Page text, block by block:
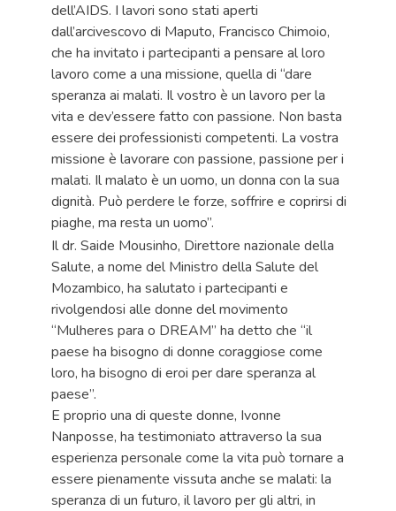
dell’AIDS. I lavori sono stati aperti
dall’arcivescovo di Maputo, Francisco Chimoio,
che ha invitato i partecipanti a pensare al loro
lavoro come a una missione, quella di “dare
speranza ai malati. Il vostro è un lavoro per la
vita e dev’essere fatto con passione. Non basta
essere dei professionisti competenti. La vostra
missione è lavorare con passione, passione per i
malati. Il malato è un uomo, un donna con la sua
dignità. Può perdere le forze, soffrire e coprirsi di
piaghe, ma resta un uomo”.
Il dr. Saide Mousinho, Direttore nazionale della
Salute, a nome del Ministro della Salute del
Mozambico, ha salutato i partecipanti e
rivolgendosi alle donne del movimento
“Mulheres para o DREAM” ha detto che “il
paese ha bisogno di donne coraggiose come
loro, ha bisogno di eroi per dare speranza al
paese”.
E proprio una di queste donne, Ivonne
Nanposse, ha testimoniato attraverso la sua
esperienza personale come la vita può tornare a
essere pienamente vissuta anche se malati: la
speranza di un futuro, il lavoro per gli altri, in